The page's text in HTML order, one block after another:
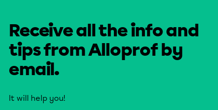
Receive all the info and
tips from Alloprof by
email.
It will help you!